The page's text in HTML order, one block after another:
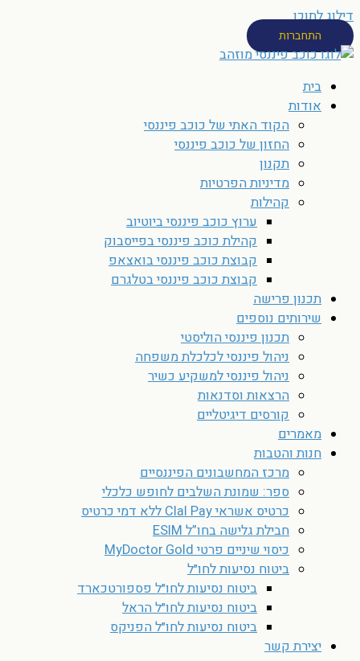
דילוג לתוכן
התחברות
בית
אודות
הקוד האתי של כוכב פיננסי
החזון של כוכב פיננסי
תקנון
מדיניות הפרטיות
קהילות
ערוץ כוכב פיננסי ביוטיוב
קהילת כוכב פיננסי בפייסבוק
קבוצת כוכב פיננסי בואצאפ
קבוצת כוכב פיננסי בטלגרם
תכנון פרישה
שירותים נוספים
תכנון פיננסי הוליסטי
ניהול פיננסי לכלכלת משפחה
ניהול פיננסי למשקיע כשיר
הרצאות וסדנאות
קורסים דיגיטליים
מאמרים
חנות והטבות
מרכז המחשבונים הפיננסיים
ספר: שמונת השלבים לחופש כלכלי
כרטיס אשראי Clal Pay ללא דמי כרטיס
חבילת גלישה בחו”ל ESIM
כיסוי שיניים פרטי MyDoctor Gold
ביטוח נסיעות לחו״ל
ביטוח נסיעות לחו״ל פספורטכארד
ביטוח נסיעות לחו״ל הראל
ביטוח נסיעות לחו״ל הפניקס
יצירת קשר